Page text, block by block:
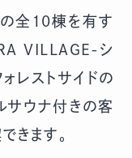
の全10棟を有す
VILLAGE-シ
ォレストサイドの
サウナ付きの客
きます。